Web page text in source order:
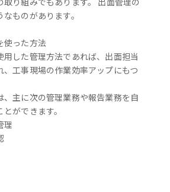
ものがあります。
使った方法
用した管理方法であれば、出面担当
、工事現場の作業効率アップにもつ
、主に次の管理業務や報告業務を自
ができます。
理